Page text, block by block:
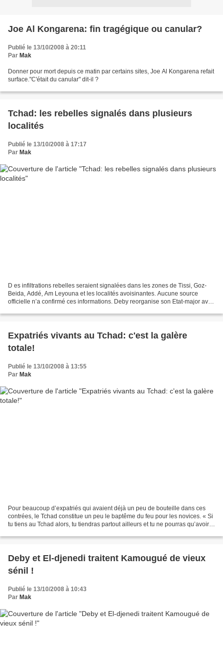
Joe Al Kongarena: fin tragégique ou canular?
Publié le 13/10/2008 à 20:11
Par Mak
Donner pour mort depuis ce matin par certains sites, Joe Al Kongarena refait
surface."C'était du canular" dit-il ?
Tchad: les rebelles signalés dans plusieurs
localités
Publié le 13/10/2008 à 17:17
Par Mak
D es infiltrations rebelles seraient signalées dans les zones de Tissi, Goz-
Beida, Addé, Am Leyouna et les localités avoisinantes. Aucune source
officielle n’a confirmé ces informations. Deby reorganise son Etat-major avec
Expatriés vivants au Tchad: c'est la galère
totale!
Publié le 13/10/2008 à 13:55
Par Mak
Pour beaucoup d’expatriés qui avaient déjà un peu de bouteille dans ces
contrées, le Tchad constitue un peu le baptême du feu pour les novices. « Si
tu tiens au Tchad alors, tu tiendras partout ailleurs et tu ne pourras qu’avoir
Deby et El-djenedi traitent Kamougué de vieux
sénil !
Publié le 13/10/2008 à 10:43
Par Mak